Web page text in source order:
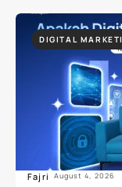
DIGITAL
Fajri August 4, 2026